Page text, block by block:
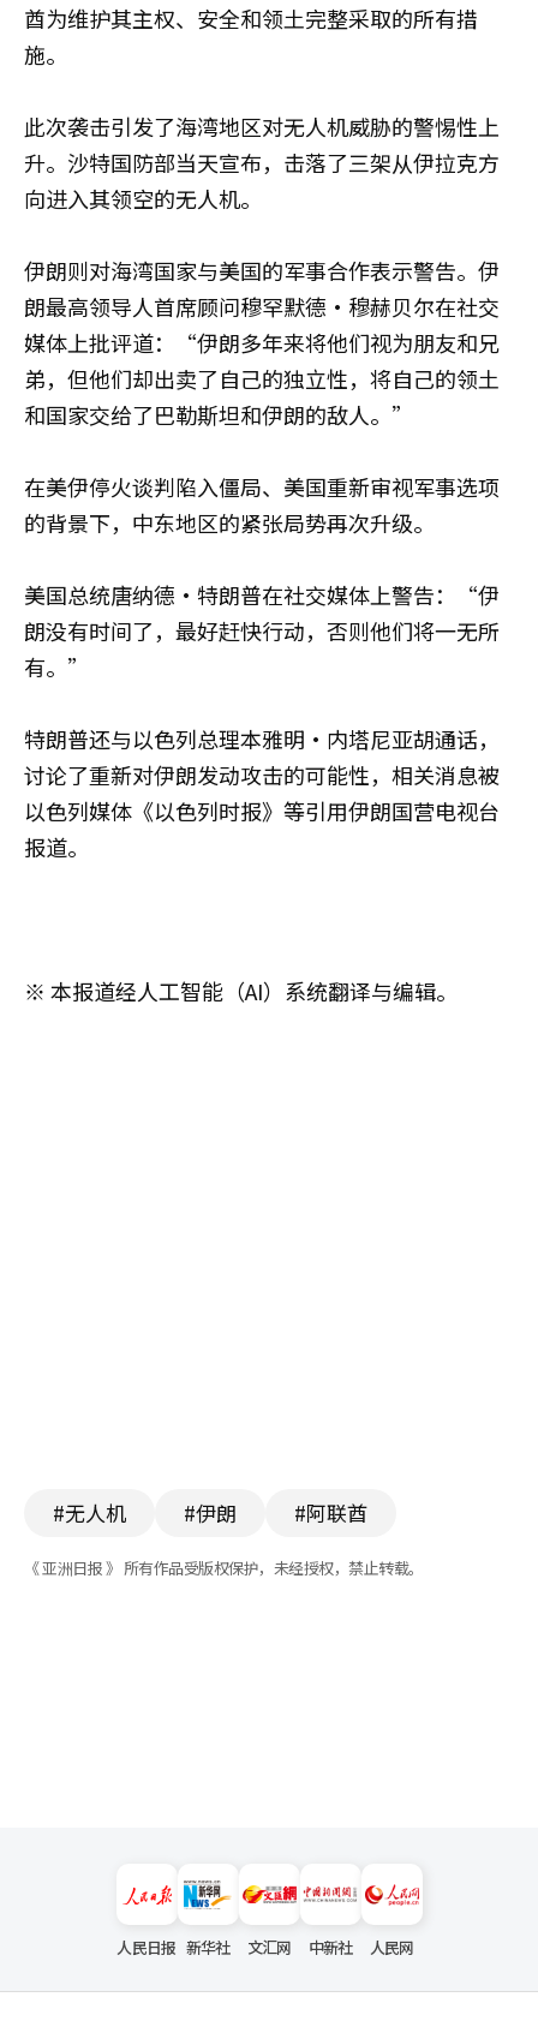
酋为维护其主权、安全和领土完整采取的所有措
施。
此次袭击引发了海湾地区对无人机威胁的警惕性上
升。沙特国防部当天宣布，击落了三架从伊拉克方
向进入其领空的无人机。
伊朗则对海湾国家与美国的军事合作表示警告。伊
朗最高领导人首席顾问穆罕默德·穆赫贝尔在社交
媒体上批评道：“伊朗多年来将他们视为朋友和兄
弟，但他们却出卖了自己的独立性，将自己的领土
和国家交给了巴勒斯坦和伊朗的敌人。”
在美伊停火谈判陷入僵局、美国重新审视军事选项
的背景下，中东地区的紧张局势再次升级。
美国总统唐纳德·特朗普在社交媒体上警告：“伊
朗没有时间了，最好赶快行动，否则他们将一无所
有。”
特朗普还与以色列总理本雅明·内塔尼亚胡通话，
讨论了重新对伊朗发动攻击的可能性，相关消息被
以色列媒体《以色列时报》等引用伊朗国营电视台
报道。
※ 本报道经人工智能（AI）系统翻译与编辑。
#无人机 #伊朗 #阿联酋
《 亚洲日报 》 所有作品受版权保护，未经授权，禁止转载。
人民日报 新华社 文汇网 中新社 人民网